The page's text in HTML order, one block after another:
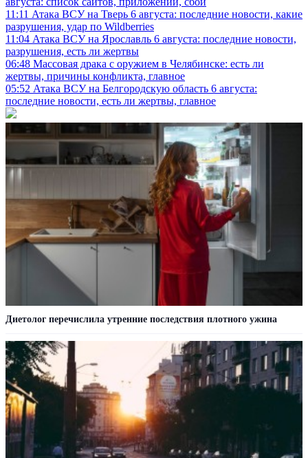
11:11 Атака ВСУ на Тверь 6 августа: последние новости, какие
разрушения, удар по Wildberries
11:04 Атака ВСУ на Ярославль 6 августа: последние новости,
разрушения, есть ли жертвы
06:48 Массовая драка с оружием в Челябинске: есть ли
жертвы, причины конфликта, главное
05:52 Атака ВСУ на Белгородскую область 6 августа:
последние новости, есть ли жертвы, главное
Диетолог перечислила утренние последствия плотного ужина